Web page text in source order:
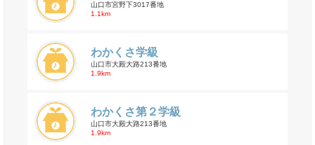
山口市宮野下3017番地
1.1km
わかくさ学級
山口市大殿大路213番地
1.9km
わかくさ第２学級
山口市大殿大路213番地
1.9km